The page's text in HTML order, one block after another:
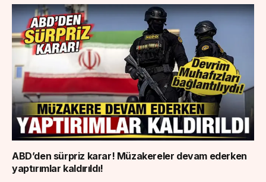
ABD’den sürpriz karar! Müzakereler devam ederken
yaptırımlar kaldırıldı!